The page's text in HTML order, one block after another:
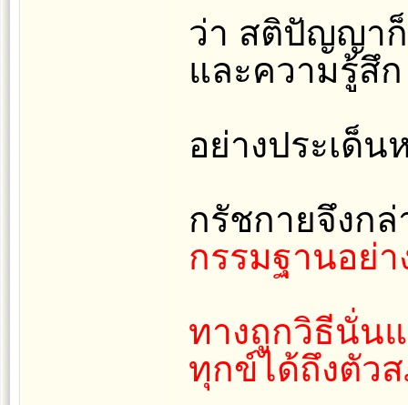
ว่า สติปัญญา
และความรู้สึก
อย่างประเด็น
กรัชกายจึงก
กรรมฐานอย่า
ทางถูกวิธีนั่น
ทุกข์ได้ถึงตัว